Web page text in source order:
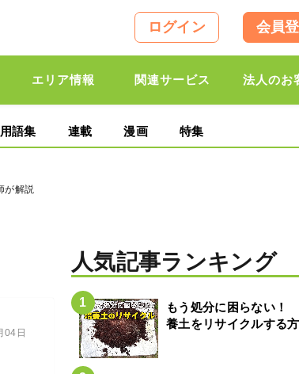
ログイン 会員
エリア情報 関連サービス 法人のお
語集 連載 漫画 特集
が解説
04日
人気記事ランキング
もう処分に困らない！
養土をリサイクルする